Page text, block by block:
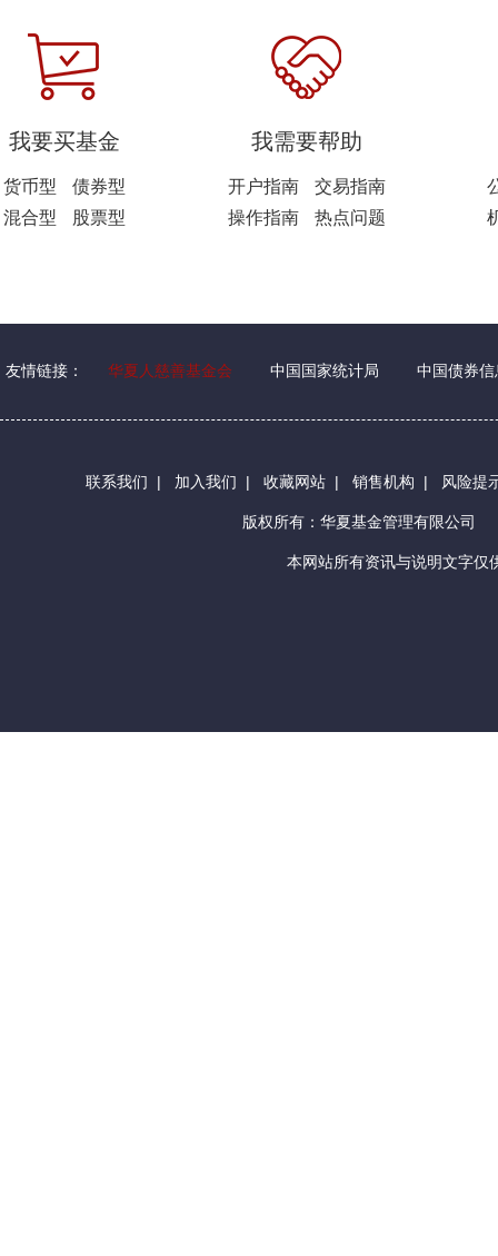
我要买基金
货币型
债券型
混合型
股票型
我需要帮助
开户指南
交易指南
操作指南
热点问题
友情链接： 华夏人慈善基金会 中国国家统计局 中国债券信
联系我们 | 加入我们 | 收藏网站 | 销售机构 | 风险提
版权所有：华夏基金管理有限公司
本网站所有资讯与说明文字仅